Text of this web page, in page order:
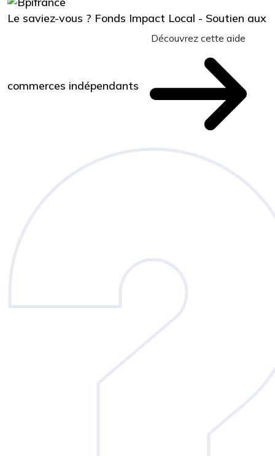
Le saviez-vous ? Fonds Impact Local - Soutien aux
commerces indépendants
Découvrez cette aide